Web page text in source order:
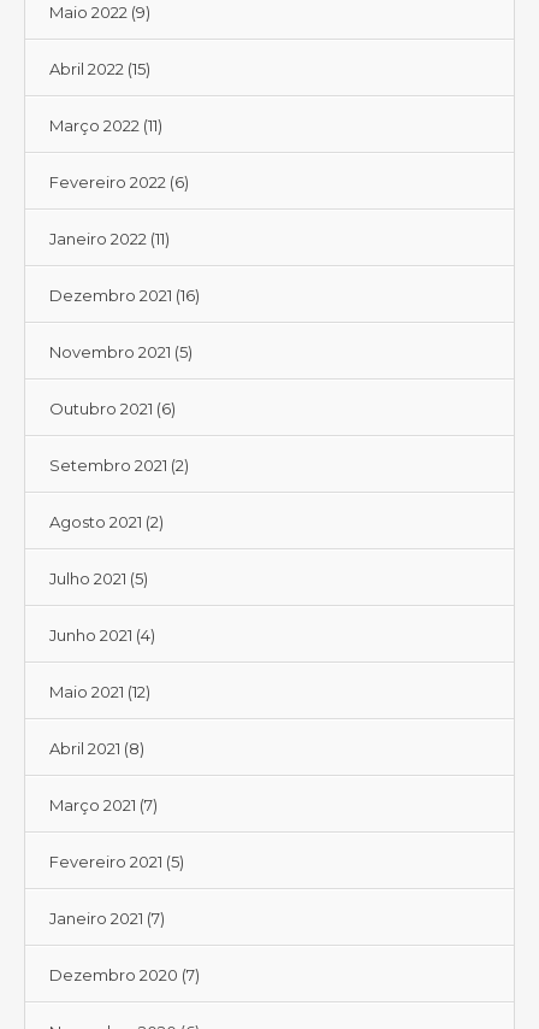
Maio 2022 (9)
Abril 2022 (15)
Março 2022 (11)
Fevereiro 2022 (6)
Janeiro 2022 (11)
Dezembro 2021 (16)
Novembro 2021 (5)
Outubro 2021 (6)
Setembro 2021 (2)
Agosto 2021 (2)
Julho 2021 (5)
Junho 2021 (4)
Maio 2021 (12)
Abril 2021 (8)
Março 2021 (7)
Fevereiro 2021 (5)
Janeiro 2021 (7)
Dezembro 2020 (7)